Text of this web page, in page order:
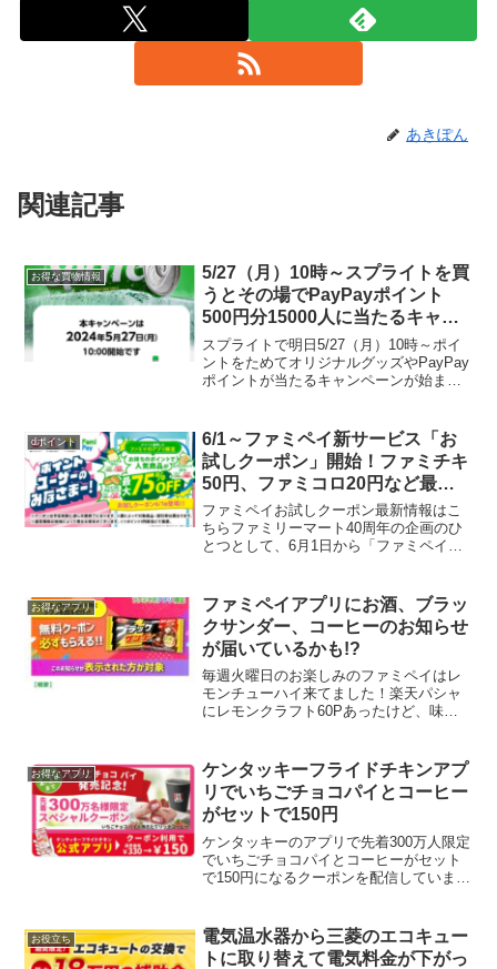
あきぽん
関連記事
お得な買物情報
5/27（月）10時～スプライトを買
うとその場でPayPayポイント
500円分15000人に当たるキャン
ペーン
スプライトで明日5/27（月）10時～ポイ
ントをためてオリジナルグッズやPayPay
ポイントが当たるキャンペーンが始まり
バーコードを読み取りスマホで応募。そ
の場で当選が...
dポイント
6/1～ファミペイ新サービス「お
試しクーポン」開始！ファミチキ
50円、ファミコロ20円など最大
75％割引
ファミペイお試しクーポン最新情報はこ
ちらファミリーマート40周年の企画のひ
とつとして、6月1日から「ファミペイ」
きます。▶6月の目玉商品クーポンファミ
チキ：180円→5...
お得なアプリ
ファミペイアプリにお酒、ブラッ
クサンダー、コーヒーのお知らせ
が届いているかも!?
毎週火曜日のお楽しみのファミペイはレ
モンチューハイ来てました！楽天パシャ
にレモンクラフト60Pあったけど、味違
ている人多いです。無料コーヒーの表示
がある人もいるみたいで...
お得なアプリ
ケンタッキーフライドチキンアプ
リでいちごチョコパイとコーヒー
がセットで150円
ケンタッキーのアプリで先着300万人限定
でいちごチョコパイとコーヒーがセット
で150円になるクーポンを配信していま
還元ですね3連休に行けたらいいな。前の
キ...
お役立ち
電気温水器から三菱のエコキュー
トに取り替えて電気料金が下がっ